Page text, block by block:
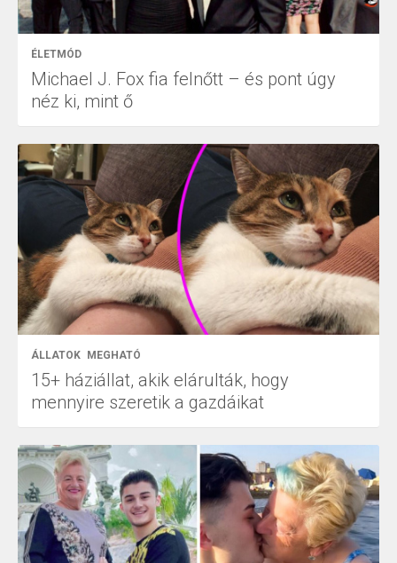
ÉLETMÓD
Michael J. Fox fia felnőtt – és pont úgy
néz ki, mint ő
ÁLLATOK MEGHATÓ
15+ háziállat, akik elárulták, hogy
mennyire szeretik a gazdáikat